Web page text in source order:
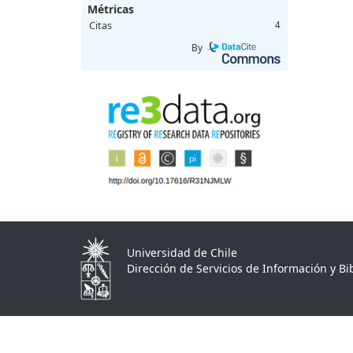
Métricas
Citas 4
By
Universidad de Chile
Dirección de Servicios de Información y